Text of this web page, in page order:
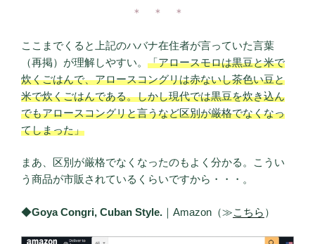
＊ ＊ ＊
ここまでくると上記のハバナ在住者が言っていた言葉
（再掲）が理解しやすい。 「アロースモロは黒豆と米で
炊くごはんで、アロースコングリは赤ないし茶色い豆と
米で炊くごはんである。しかし現代では黒豆を炊き込ん
でもアロースコングリと言うなど区別が厳格でなくなっ
てしまった」
まあ、区別が厳格でなくなったのもよく分かる。こうい
う商品が市販されているくらいですから・・・。
◆Goya Congri, Cuban Style. ｜Amazon（≫こちら ）